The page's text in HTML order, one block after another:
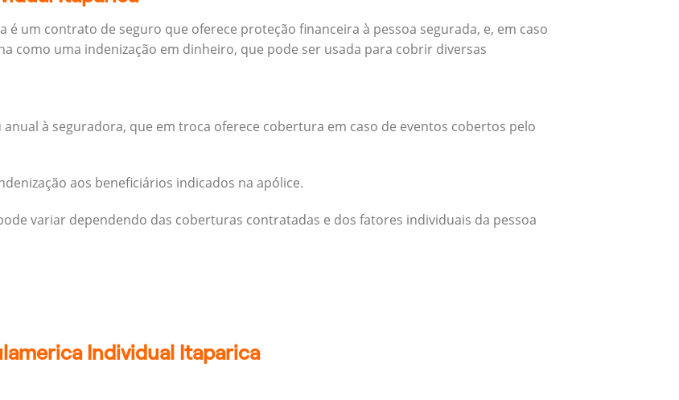
é um contrato de seguro que oferece proteção financeira à pessoa segurada, e, em caso
como uma indenização em dinheiro, que pode ser usada para cobrir diversas
à seguradora, que em troca oferece cobertura em caso de eventos cobertos pelo
aos beneficiários indicados na apólice.
variar dependendo das coberturas contratadas e dos fatores individuais da pessoa
Individual Itaparica